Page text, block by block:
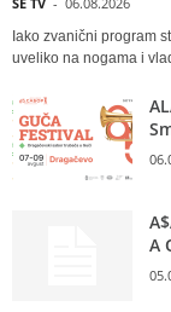
Iako zvanični program
uveliko na nogama i
A